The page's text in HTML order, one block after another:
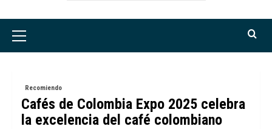
Menú
Recomiendo
Cafés de Colombia Expo 2025 celebra
la excelencia del café colombiano